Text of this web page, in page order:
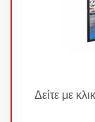
Δείτε με